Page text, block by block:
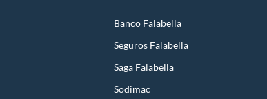
Banco Falabella
Seguros Falabella
Saga Falabella
Sodimac